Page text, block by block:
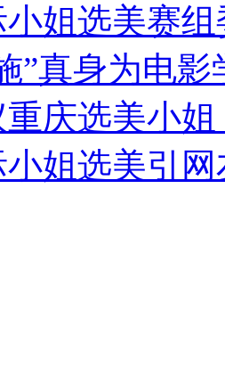
痛下狠手拳打脚踢
回应
霸凌主义
姐选美赛
”真身为电
重庆选美小
姐选美引